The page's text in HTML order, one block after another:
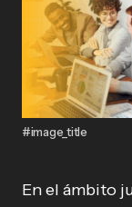
#image_title
En el ámbito